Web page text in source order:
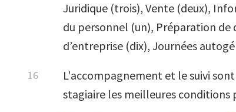
Juridique (trois), Vente (deux),
du personnel (un), Préparation
d’entreprise (dix), Journées
L'accompagnement et le suivi
stagiaire les meilleures